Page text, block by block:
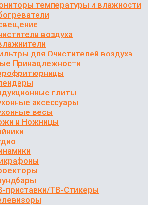
температуры и влажности
воздуха
для Очистителей воздуха
Принадлежности
плиты
аксессуары
весы
и Ножницы
приставки/ТВ-Стикеры